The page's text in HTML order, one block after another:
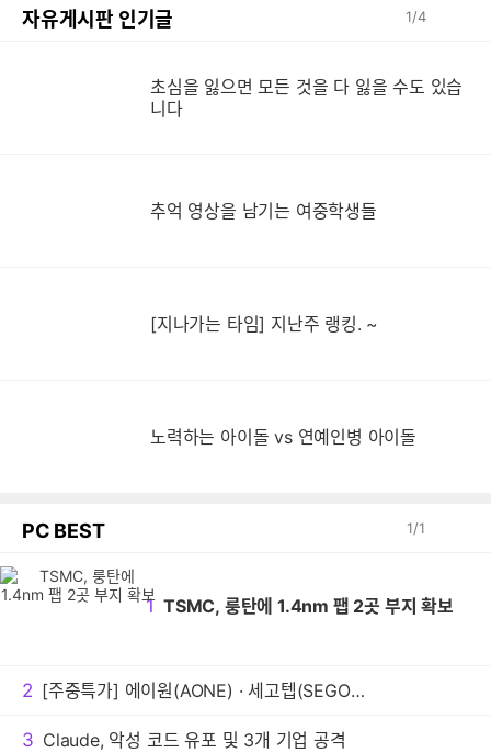
자유게시판 인기글 1/4
초심을 잃으면 모든 것을 다 잃을 수도 있습
니다
추억 영상을 남기는 여중학생들
[지나가는 타임] 지난주 랭킹. ~
노력하는 아이돌 vs 연예인병 아이돌
PC BEST 1/1
1 TSMC, 룽탄에 1.4nm 팹 2곳 부지 확보
2 [주중특가] 에이원(AONE) · 세고텝(SEGOTEP) 쿨링팬 주중 5일 한정 특가 및 1+1 프로모션 안내!
3 Claude, 악성 코드 유포 및 3개 기업 공격